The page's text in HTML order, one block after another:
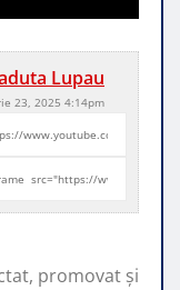
Lupau
23, 2025 4:14pm
promovat şi